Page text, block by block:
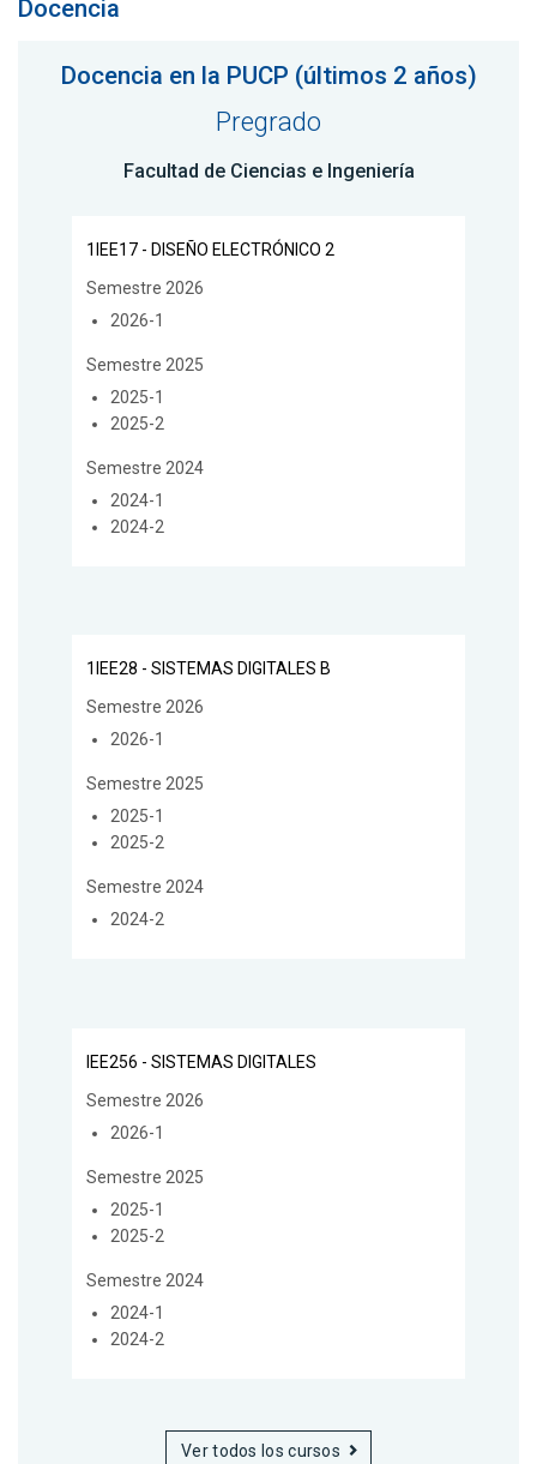
Docencia
Docencia en la PUCP (últimos 2 años)
Pregrado
Facultad de Ciencias e Ingeniería
1IEE17 - DISEÑO ELECTRÓNICO 2
Semestre 2026
2026-1
Semestre 2025
2025-1
2025-2
Semestre 2024
2024-1
2024-2
1IEE28 - SISTEMAS DIGITALES B
Semestre 2026
2026-1
Semestre 2025
2025-1
2025-2
Semestre 2024
2024-2
IEE256 - SISTEMAS DIGITALES
Semestre 2026
2026-1
Semestre 2025
2025-1
2025-2
Semestre 2024
2024-1
2024-2
Ver todos los cursos